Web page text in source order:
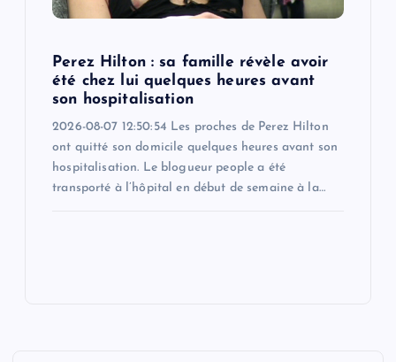
Perez Hilton : sa famille révèle avoir
été chez lui quelques heures avant
son hospitalisation
2026-08-07 12:50:54 Les proches de Perez Hilton
ont quitté son domicile quelques heures avant son
hospitalisation. Le blogueur people a été
transporté à l’hôpital en début de semaine à la…